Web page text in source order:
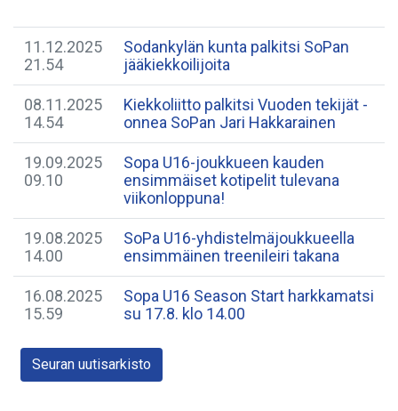
11.12.2025
21.54
Sodankylän kunta palkitsi SoPan
jääkiekkoilijoita
08.11.2025
14.54
Kiekkoliitto palkitsi Vuoden tekijät -
onnea SoPan Jari Hakkarainen
19.09.2025
09.10
Sopa U16-joukkueen kauden
ensimmäiset kotipelit tulevana
viikonloppuna!
19.08.2025
14.00
SoPa U16-yhdistelmäjoukkueella
ensimmäinen treenileiri takana
16.08.2025
15.59
Sopa U16 Season Start harkkamatsi
su 17.8. klo 14.00
Seuran uutisarkisto